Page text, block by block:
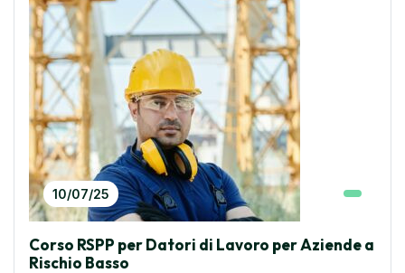
10/07/25
Corso RSPP per Datori di Lavoro per Aziende a
Rischio Basso